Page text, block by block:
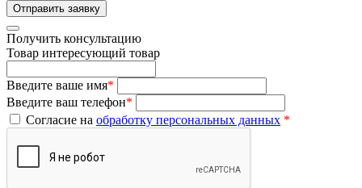
Получить консультацию
Товар интересующий товар
Введите ваше имя*
Введите ваш телефон*
Согласие на обработку персональных данных *